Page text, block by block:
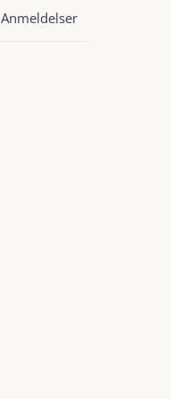
Anmeldelser